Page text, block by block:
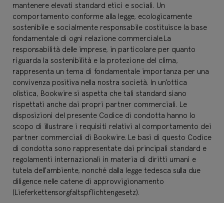
mantenere elevati standard etici e sociali. Un
comportamento conforme alla legge, ecologicamente
sostenibile e socialmente responsabile costituisce la base
fondamentale di ogni relazione commerciale.La
responsabilità delle imprese, in particolare per quanto
riguarda la sostenibilità e la protezione del clima,
rappresenta un tema di fondamentale importanza per una
convivenza positiva nella nostra società. In un’ottica
olistica, Bookwire si aspetta che tali standard siano
rispettati anche dai propri partner commerciali. Le
disposizioni del presente Codice di condotta hanno lo
scopo di illustrare i requisiti relativi al comportamento dei
partner commerciali di Bookwire. Le basi di questo Codice
di condotta sono rappresentate dai principali standard e
regolamenti internazionali in materia di diritti umani e
tutela dell’ambiente, nonché dalla legge tedesca sulla due
diligence nelle catene di approvvigionamento
(Lieferkettensorgfaltspflichtengesetz).